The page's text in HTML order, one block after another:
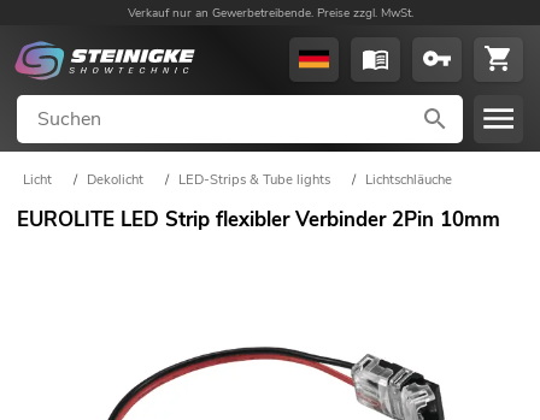
Verkauf nur an Gewerbetreibende. Preise zzgl. MwSt.
Licht / Dekolicht / LED-Strips & Tube lights / Lichtschläuche
EUROLITE LED Strip flexibler Verbinder 2Pin 10mm